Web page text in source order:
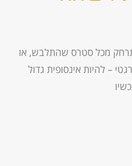
מכל סטרס שהתלבש, או
– להיות אינסופית גדול